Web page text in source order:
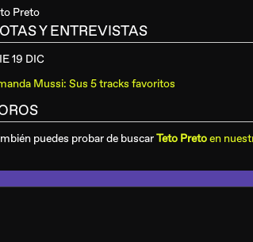
Preto
Y ENTREVISTAS
19 DIC
Mussi: Sus 5 tracks favoritos
puedes probar de buscarTeto Pretoen